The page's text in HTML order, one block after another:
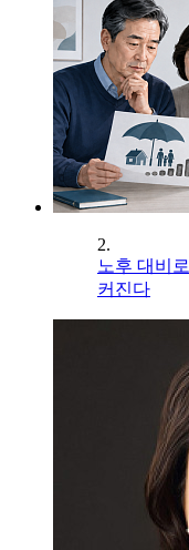
2.
노후 대비
커진다